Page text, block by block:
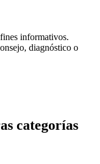
informativos.
diagnóstico o
categorías